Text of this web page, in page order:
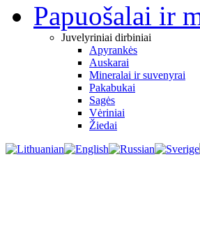
Papuošalai ir
Juvelyriniai dirbiniai
Apyrankės
Auskarai
Mineralai ir suvenyrai
Pakabukai
Sagės
Vėriniai
Žiedai